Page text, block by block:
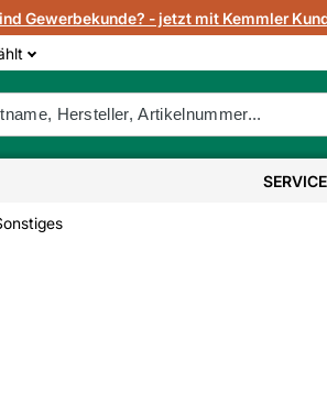
Gewerbekunde? - jetzt mit Kemmler